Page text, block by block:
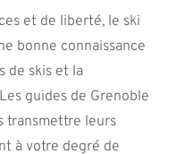
et de liberté, le ski
bonne connaissance
de skis et la
guides de Grenoble
transmettre leurs
à votre degré de